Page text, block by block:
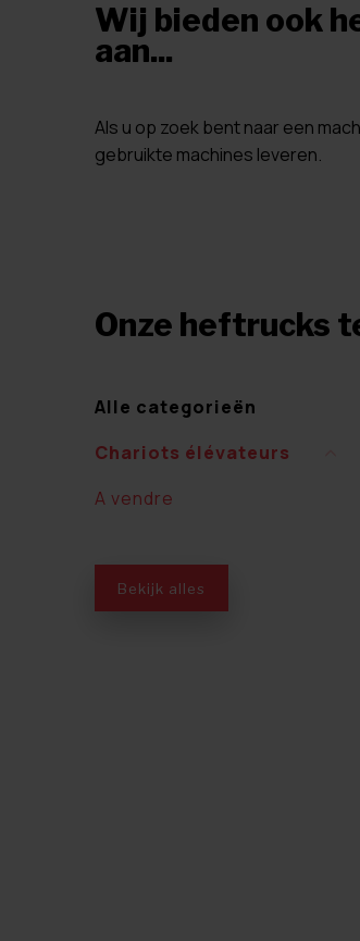
Wij bieden ook
aan...
Als u op zoek bent naar een
gebruikte machines leveren.
Onze heftrucks
Alle categorieën
Chariots élévateurs
A vendre
Bekijk alles